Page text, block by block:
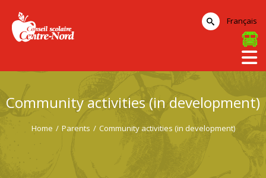
Community activities (in development)
Home / Parents / Community activities (in development)
Français